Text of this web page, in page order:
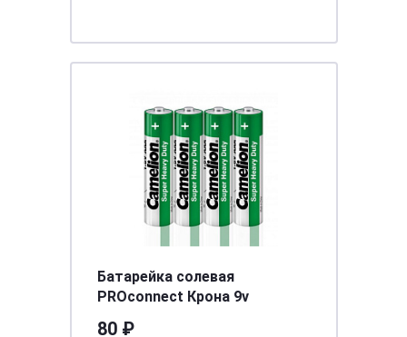
Батарейка солевая
PROconnect Крона 9v
80 ₽